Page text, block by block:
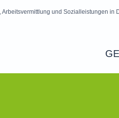
und Sozialleistungen in